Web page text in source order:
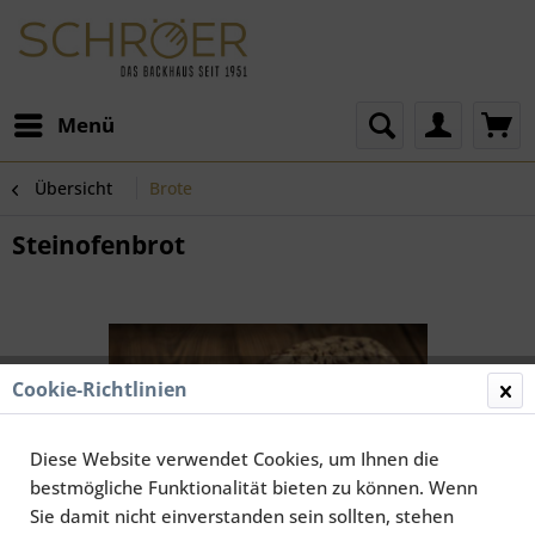
Menü
Übersicht Brote
Steinofenbrot
Cookie-Richtlinien
Diese Website verwendet Cookies, um Ihnen die
bestmögliche Funktionalität bieten zu können. Wenn
Sie damit nicht einverstanden sein sollten, stehen